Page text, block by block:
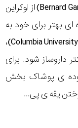
در سال 1914، برنارد گانتمچر (Bernard Gantmacher) از اوکراین
بهتر برای خود به
شهر نیو یورک آمد، او وارد دانشگاه کلمبیا (Columbia University)،
داروساز شود. برای
ی پوشاک بخش
یقه ی پی...